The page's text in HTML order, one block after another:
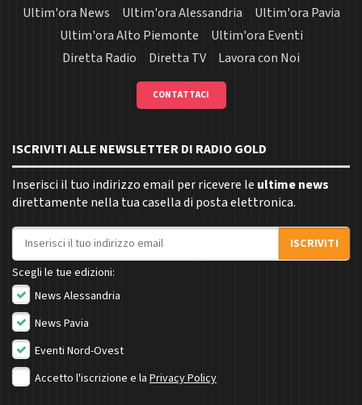
Ultim'ora News
Ultim'ora Alessandria
Ultim'ora Pavia
Ultim'ora Alto Piemonte
Ultim'ora Eventi
Diretta Radio
Diretta TV Lavora con Noi
CONTATTACI
ISCRIVITI ALLE NEWSLETTER DI RADIO GOLD
Inserisci il tuo indirizzo email per ricevere le ultime news
direttamente nella tua casella di posta elettronica.
Indirizzo email
ISCRIVITI
Scegli le tue edizioni:
News Alessandria
News Pavia
Eventi Nord-Ovest
Accetto l'iscrizione e la Privacy Policy